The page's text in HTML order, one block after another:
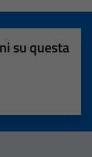
su questa